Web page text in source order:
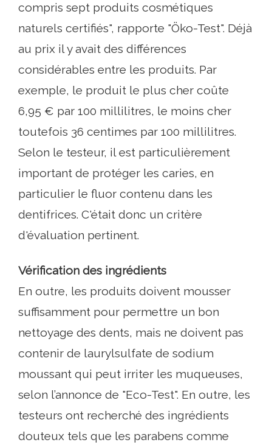
compris sept produits cosmétiques
naturels certifiés", rapporte "Öko-Test". Déjà
au prix il y avait des différences
considérables entre les produits. Par
exemple, le produit le plus cher coûte
6,95 € par 100 millilitres, le moins cher
toutefois 36 centimes par 100 millilitres.
Selon le testeur, il est particulièrement
important de protéger les caries, en
particulier le fluor contenu dans les
dentifrices. C'était donc un critère
d'évaluation pertinent.
Vérification des ingrédients
En outre, les produits doivent mousser
suffisamment pour permettre un bon
nettoyage des dents, mais ne doivent pas
contenir de laurylsulfate de sodium
moussant qui peut irriter les muqueuses,
selon l’annonce de "Eco-Test". En outre, les
testeurs ont recherché des ingrédients
douteux tels que les parabens comme